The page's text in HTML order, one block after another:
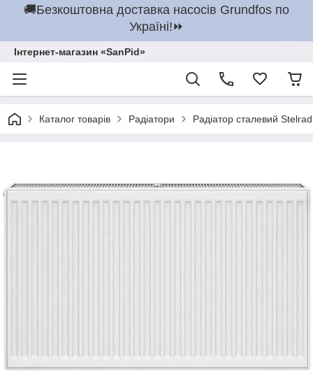
🚚Безкоштовна доставка насосів Grundfos по
Україні!⏩
Інтернет-магазин «SanPid»
Каталог товарів Радіатори Радіатор сталевий